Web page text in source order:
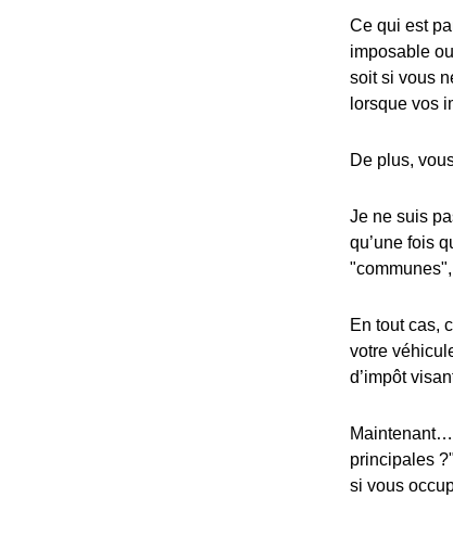
Ce qui est
imposable
soit si vous
lorsque vos
De plus,
Je ne suis
qu’une fois
En tout cas,
votre
d’impôt
Maintenant…
principales
si vous